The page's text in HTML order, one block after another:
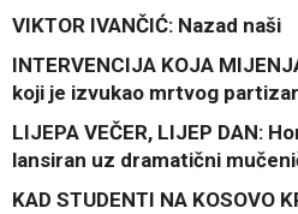
VIKTOR IVANČIĆ: Nazad naši
INTERVENCIJA KOJA
koji je izvukao mrtvog
LIJEPA VEČER, LIJEP DAN:
lansiran uz dramatični
KAD STUDENTI NA KOSOVO